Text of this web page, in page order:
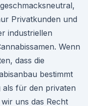
Privatkunden und
industriellen
Wenn
dass die
bestimmt
für den privaten
uns das Recht